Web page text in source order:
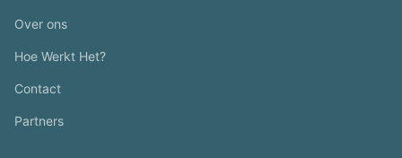
Over ons
Hoe Werkt Het?
Contact
Partners